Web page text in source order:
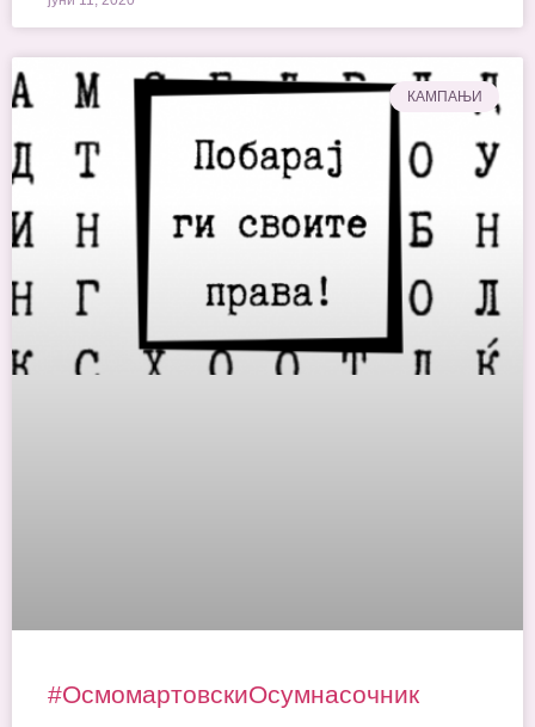
КАМПАЊИ
#ОсмомартовскиOсумнасочник